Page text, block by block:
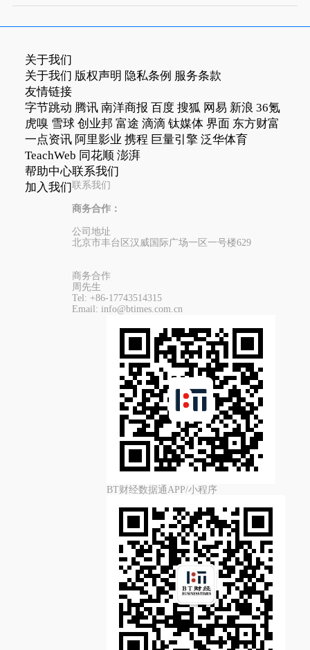
关于我们
关于我们 版权声明 隐私条例 服务条款
友情链接
字节跳动 腾讯 南洋商报 百度 搜狐 网易 新浪 36氪
虎嗅 雪球 创业邦 富途 滴滴 钛媒体 界面 东方财富
一点资讯 阿里影业 携程 巨量引擎 泛华体育
TeachWeb 同花顺 澎湃
帮助中心
加入我们
联系我们
联系我们
商务合作：
公司地址
北京市丰台区汉威国际广场一区一号楼629
商务合作
周先生
Tel: +86-17743514315
Email: info@btimes.com.cn
BT财经数据通APP/小程序